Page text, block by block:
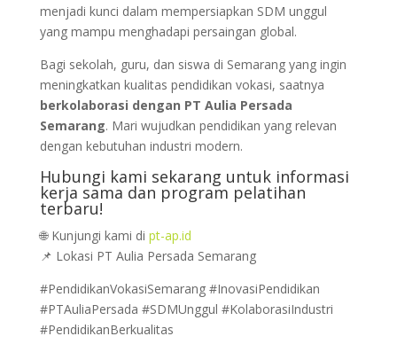
menjadi kunci dalam mempersiapkan SDM unggul
yang mampu menghadapi persaingan global.
Bagi sekolah, guru, dan siswa di Semarang yang ingin
meningkatkan kualitas pendidikan vokasi, saatnya
berkolaborasi dengan PT Aulia Persada
Semarang. Mari wujudkan pendidikan yang relevan
dengan kebutuhan industri modern.
Hubungi kami sekarang untuk informasi
kerja sama dan program pelatihan
terbaru!
🌐 Kunjungi kami di pt-ap.id
📌 Lokasi PT Aulia Persada Semarang
#PendidikanVokasiSemarang #InovasiPendidikan
#PTAuliaPersada #SDMUnggul #KolaborasiIndustri
#PendidikanBerkualitas